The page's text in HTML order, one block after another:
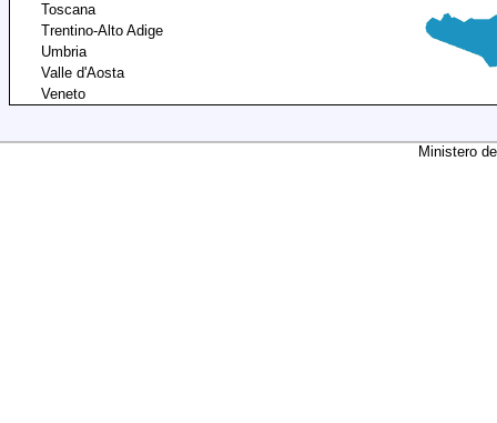
Toscana
Trentino-Alto Adige
Umbria
Valle d'Aosta
Veneto
Ministero